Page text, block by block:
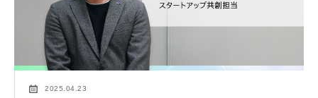
2025.04.23